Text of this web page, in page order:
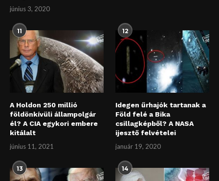
június 3, 2020
11
A Holdon 250 millió
földönkívüli állampolgár
él? A CIA egykori embere
kitálalt
június 11, 2021
12
Idegen űrhajók tartanak a
Föld felé a Bika
csillagképből? A NASA
ijesztő felvételei
január 19, 2020
13 14